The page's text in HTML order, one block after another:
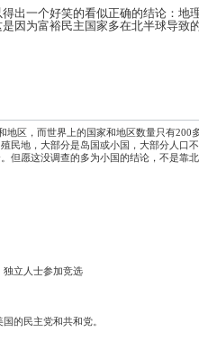
出一个好笑的看似正确的结论：地
因为富裕民主国家多在北半球导致的
地区，而世界上的国家和地区数量只有200
民地，大部分是岛国或小国，大部分人口
但愿这没调查的多为小国的结论，不是靠
独立人士参加竞选
的民主党和共和党。